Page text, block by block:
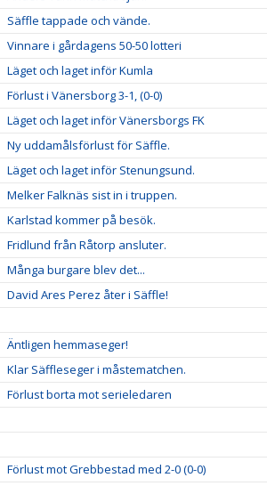
Säffle tappade och vände.
Vinnare i gårdagens 50-50 lotteri
Läget och laget inför Kumla
Förlust i Vänersborg 3-1, (0-0)
Läget och laget inför Vänersborgs FK
Ny uddamålsförlust för Säffle.
Läget och laget inför Stenungsund.
Melker Falknäs sist in i truppen.
Karlstad kommer på besök.
Fridlund från Råtorp ansluter.
Många burgare blev det...
David Ares Perez åter i Säffle!
Äntligen hemmaseger!
Klar Säffleseger i måstematchen.
Förlust borta mot serieledaren
Förlust mot Grebbestad med 2-0 (0-0)